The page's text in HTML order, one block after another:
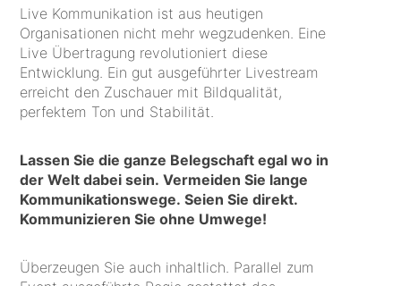
Live Kommunikation ist aus heutigen
Organisationen nicht mehr wegzudenken. Eine
Live Übertragung revolutioniert diese
Entwicklung. Ein gut ausgeführter Livestream
erreicht den Zuschauer mit Bildqualität,
perfektem Ton und Stabilität.
Lassen Sie die ganze Belegschaft egal wo in
der Welt dabei sein. Vermeiden Sie lange
Kommunikationswege. Seien Sie direkt.
Kommunizieren Sie ohne Umwege!
Überzeugen Sie auch inhaltlich. Parallel zum